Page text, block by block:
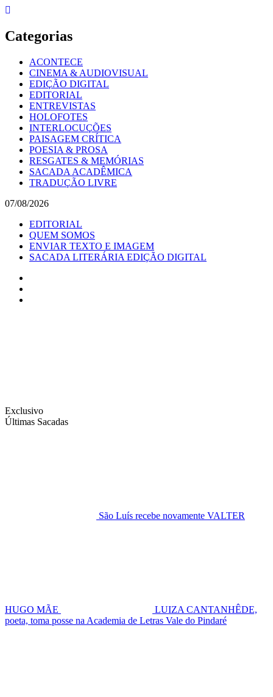
Skip
content
Categorias
ACONTECE
CINEMA & AUDIOVISUAL
EDIÇÃO DIGITAL
EDITORIAL
ENTREVISTAS
HOLOFOTES
INTERLOCUÇÕES
PAISAGEM CRÍTICA
POESIA & PROSA
RESGATES & MEMÓRIAS
SACADA ACADÊMICA
TRADUÇÃO LIVRE
07/08/2026
EDITORIAL
QUEM SOMOS
ENVIAR TEXTO E IMAGEM
SACADA LITERÁRIA EDIÇÃO DIGITAL
Exclusivo
Últimas Sacadas
São Luís recebe novamente VALTER
HUGO MÃE
LUIZA CANTANHÊDE,
poeta, toma posse na Academia de Letras Vale do Pindaré